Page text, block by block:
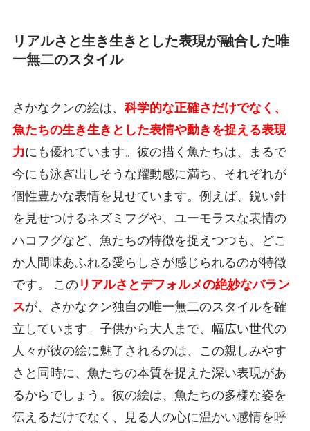
リアルさと生き生きとした表現が融合した唯
一無二のスタイル
さかなクンの絵は、 科学的な正確さだけでなく、
魚たちの生き生きとした表情や動きを捉える表現
力にも優れています。彼の描く魚たちは、まるで
今にも泳ぎ出しそうな躍動感に満ち、それぞれが
個性豊かな表情を見せています。例えば、鋭い針
を見せつけるネズミフグや、ユーモラスな表情の
ハコフグなど、魚たちの特徴を捉えつつも、どこ
か人間味あふれる愛らしさが感じられるのが特徴
です。 このリアルさとデフォルメの絶妙なバラン
スが、さかなクン独自の唯一無二のスタイルを確
立しています。子供から大人まで、幅広い世代の
人々が彼の絵に魅了されるのは、この親しみやす
さと同時に、魚たちの本質を捉えた深い表現があ
るからでしょう。彼の絵は、魚たちの多様な姿を
伝えるだけでなく、見る人の心に温かい感情を呼